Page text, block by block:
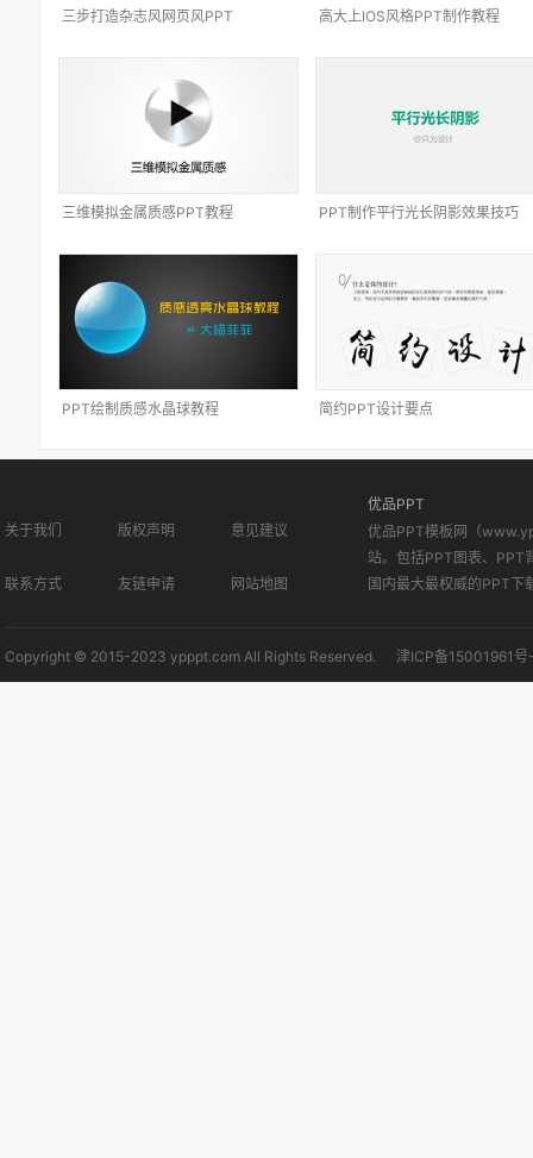
三步打造杂志风网页风PPT 高大上IOS风格PPT制作教程
三维模拟金属质感PPT教程 PPT制作平行光长阴影效果技巧
PPT绘制质感水晶球教程 简约PPT设计要点
关于我们 版权声明 意见建议
联系方式 友链申请 网站地图
优品PPT
优品PPT模板网（
站。包括PPT图表、PPT
国内最大最权威的PPT下
Copyright © 2015-2023 ypppt.com All Rights Reserved. 津ICP备15001961号